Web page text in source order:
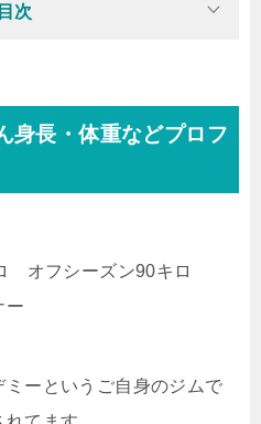
目次
身長・体重などプロフ
オフシーズン90キロ
ー
ーというご自身のジムで